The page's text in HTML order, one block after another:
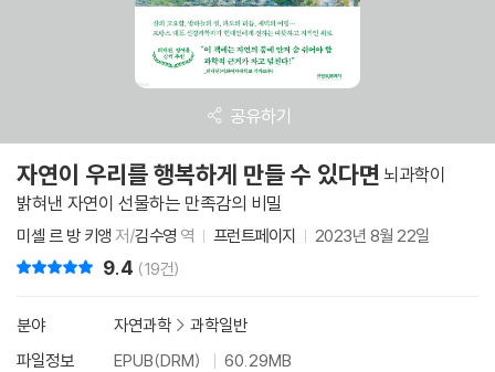
공유하기
자연이 우리를 행복하게 만들 수 있다면 뇌과학이
밝혀낸 자연이 선물하는 만족감의 비밀
미셸 르 방 키앵저/김수영 역 프런트페이지 2023년 8월 22일
9.4 (19건)
분야 자연과학 > 과학일반
파일정보
EPUB(DRM)
60.29MB